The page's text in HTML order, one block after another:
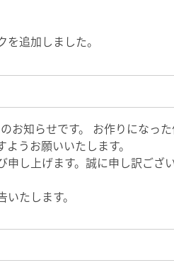
を追加しました。
お知らせです。 お作りになっ
うお願いいたします。
し上げます。誠に申し訳ござい
たします。